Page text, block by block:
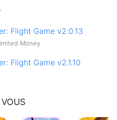
Flight Game v2.0.13
Money
Flight Game v2.1.10